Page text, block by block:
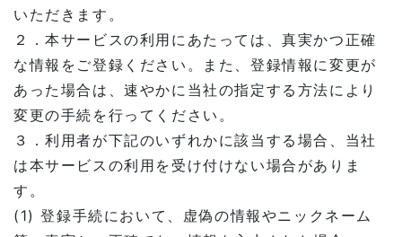
いただきます。
２．本サービスの利用にあたっては、真実かつ正確
な情報をご登録ください。また、登録情報に変更が
あった場合は、速やかに当社の指定する方法により
変更の手続を行ってください。
３．利用者が下記のいずれかに該当する場合、当社
は本サービスの利用を受け付けない場合がありま
す。
(1) 登録手続において、虚偽の情報やニックネーム